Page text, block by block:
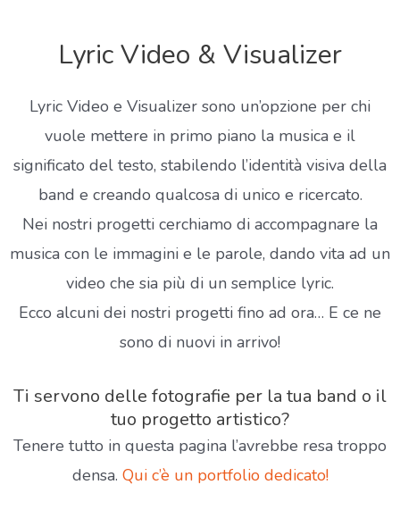
Lyric Video & Visualizer
Lyric Video e Visualizer sono un’opzione per chi
vuole mettere in primo piano la musica e il
significato del testo, stabilendo l’identità visiva della
band e creando qualcosa di unico e ricercato.
Nei nostri progetti cerchiamo di accompagnare la
musica con le immagini e le parole, dando vita ad un
video che sia più di un semplice lyric.
Ecco alcuni dei nostri progetti fino ad ora… E ce ne
sono di nuovi in arrivo!
Ti servono delle fotografie per la tua band o il
tuo progetto artistico?
Tenere tutto in questa pagina l’avrebbe resa troppo
densa. Qui c’è un portfolio dedicato!